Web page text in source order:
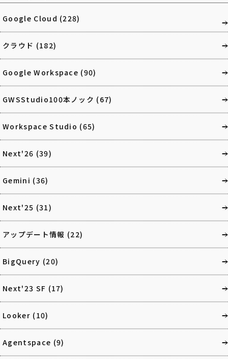
Google Cloud (228)
クラウド (182)
Google Workspace (90)
GWSStudio100本ノック (67)
Workspace Studio (65)
Next'26 (39)
Gemini (36)
Next'25 (31)
アップデート情報 (22)
BigQuery (20)
Next'23 SF (17)
Looker (10)
Agentspace (9)